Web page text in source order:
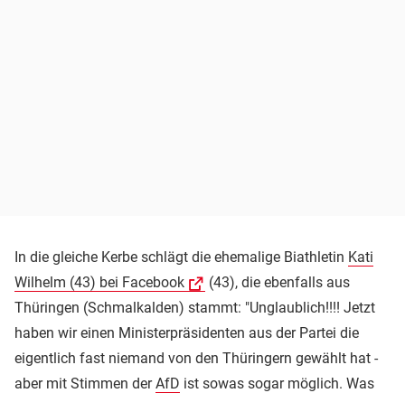
In die gleiche Kerbe schlägt die ehemalige Biathletin Kati
Wilhelm (43) bei Facebook
(43), die ebenfalls aus
Thüringen (Schmalkalden) stammt: "Unglaublich!!!! Jetzt
haben wir einen Ministerpräsidenten aus der Partei die
eigentlich fast niemand von den Thüringern gewählt hat -
aber mit Stimmen derAfD ist sowas sogar möglich. Was